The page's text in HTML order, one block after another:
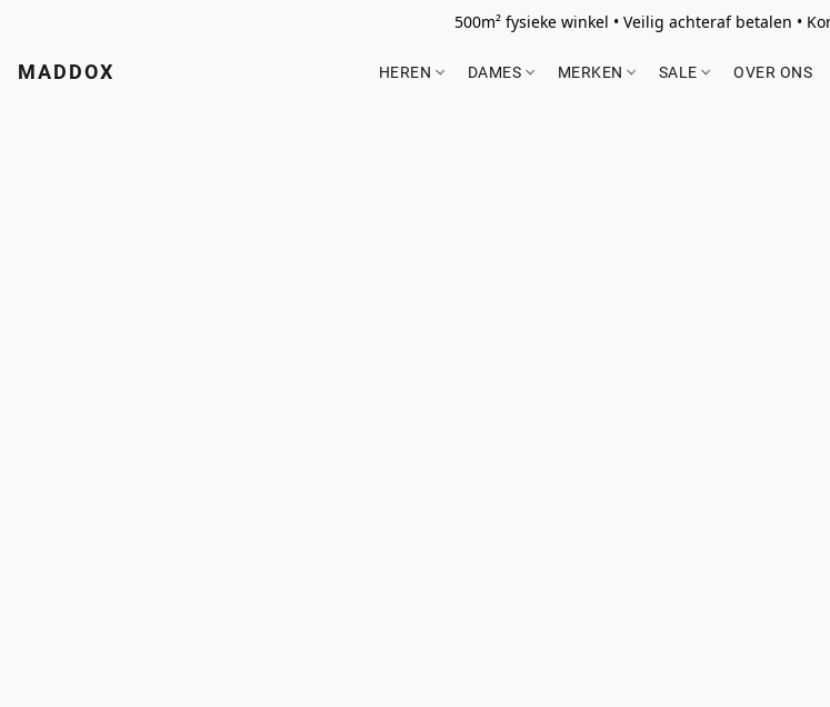
500m² fysieke winkel • Veilig achteraf betalen •
MADDOX HEREN DAMES MERKEN SALE OVER ONS